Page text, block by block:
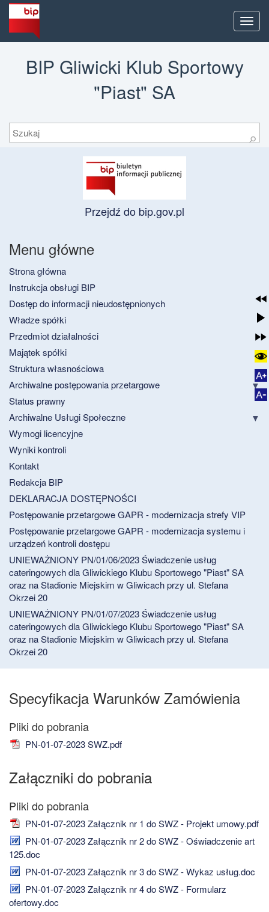
Menu
BIP Gliwicki Klub Sportowy
"Piast" SA
Szukaj
⚲
Przejdź do bip.gov.pl
Menu główne
Strona główna
Instrukcja obsługi BIP
Dostęp do informacji nieudostępnionych
Władze spółki
Przedmiot działalności
Majątek spółki
Struktura własnościowa
Archiwalne postępowania przetargowe
Status prawny
Archiwalne Usługi Społeczne
Wymogi licencyjne
Wyniki kontroli
Kontakt
Redakcja BIP
DEKLARACJA DOSTĘPNOŚCI
Postępowanie przetargowe GAPR - modernizacja strefy VIP
Postępowanie przetargowe GAPR - modernizacja systemu i
urządzeń kontroli dostępu
UNIEWAŻNIONY PN/01/06/2023 Świadczenie usług
cateringowych dla Gliwickiego Klubu Sportowego "Piast" SA
oraz na Stadionie Miejskim w Gliwicach przy ul. Stefana
Okrzei 20
UNIEWAŻNIONY PN/01/07/2023 Świadczenie usług
cateringowych dla Gliwickiego Klubu Sportowego "Piast" SA
oraz na Stadionie Miejskim w Gliwicach przy ul. Stefana
Okrzei 20
Specyfikacja Warunków Zamówienia
PN-01-07-2023 SWZ.pdf
Załączniki do pobrania
PN-01-07-2023 Załącznik nr 1 do SWZ - Projekt umowy.pdf
PN-01-07-2023 Załącznik nr 2 do SWZ - Oświadczenie art
125.doc
PN-01-07-2023 Załącznik nr 3 do SWZ - Wykaz usług.doc
PN-01-07-2023 Załącznik nr 4 do SWZ - Formularz
ofertowy.doc